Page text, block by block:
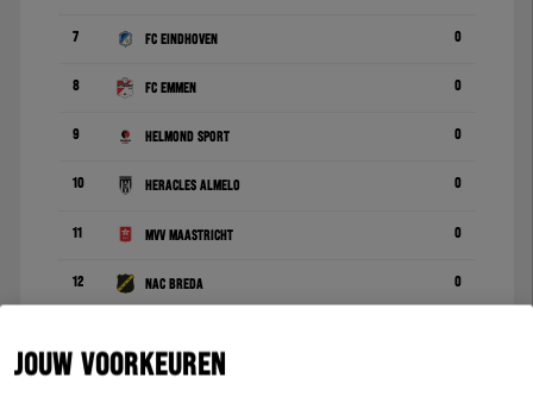
JOUW VOORKEUREN
7 FC Eindhoven 0
8 FC Emmen 0
9 Helmond Sport 0
10 Heracles Almelo 0
11 MVV Maastricht 0
12 NAC Breda 0